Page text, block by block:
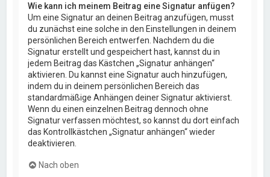
Wie kann ich meinem Beitrag eine Signatur anfügen?
Um eine Signatur an deinen Beitrag anzufügen, musst
du zunächst eine solche in den Einstellungen in deinem
persönlichen Bereich entwerfen. Nachdem du die
Signatur erstellt und gespeichert hast, kannst du in
jedem Beitrag das Kästchen „Signatur anhängen“
aktivieren. Du kannst eine Signatur auch hinzufügen,
indem du in deinem persönlichen Bereich das
standardmäßige Anhängen deiner Signatur aktivierst.
Wenn du einen einzelnen Beitrag dennoch ohne
Signatur verfassen möchtest, so kannst du dort einfach
das Kontrollkästchen „Signatur anhängen“ wieder
deaktivieren.
Nach oben